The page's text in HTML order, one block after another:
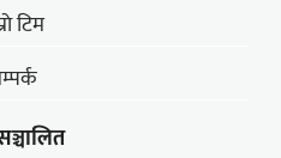
टिम